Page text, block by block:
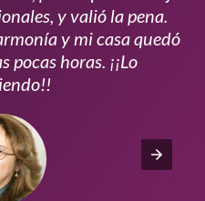
y valió la pena.
y mi casa quedó
horas. ¡¡Lo